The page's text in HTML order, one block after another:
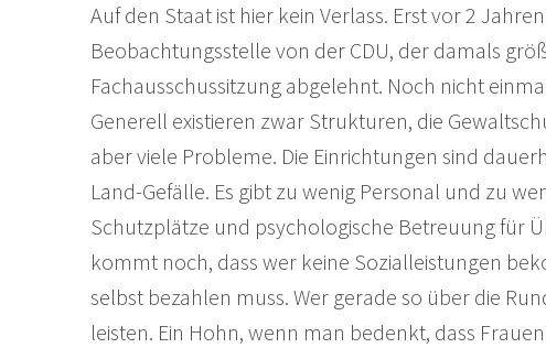
Auf den Staat ist hier kein Verlass. Erst vor 2
Beobachtungsstelle von der CDU, der damals
Fachausschussitzung abgelehnt. Noch nicht
Generell existieren zwar Strukturen, die
aber viele Probleme. Die Einrichtungen sind
Land-Gefälle. Es gibt zu wenig Personal und zu
Schutzplätze und psychologische Betreuung für
kommt noch, dass wer keine Sozialleistungen
selbst bezahlen muss. Wer gerade so über die
leisten. Ein Hohn, wenn man bedenkt, dass